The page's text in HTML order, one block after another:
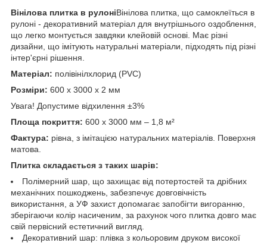
Вінілова плитка в рулоніВінілова плитка, що самоклеїться в
рулоні - декоративний матеріал для внутрішнього оздоблення,
що легко монтується завдяки клейовій основі. Має різні
дизайни, що імітують натуральні матеріали, підходять під різні
інтер'єрні рішення.
Матеріал: полівінілхлорид (PVC)
Розміри: 600 х 3000 х 2 мм
Увага! Допустиме відхилення ±3%
Площа покриття: 600 х 3000 мм – 1,8 м²
Фактура: рівна, з імітацією натуральних матеріалів. Поверхня
матова.
Плитка складається з таких шарів:
Полімерний шар, що захищає від потертостей та дрібних
механічних пошкоджень, забезпечує довговічність
використання, а УФ захист допомагає запобігти вигоранню,
зберігаючи колір насиченим, за рахунок чого плитка довго має
свій первісний естетичний вигляд.
Декоративний шар: плівка з кольоровим друком високої